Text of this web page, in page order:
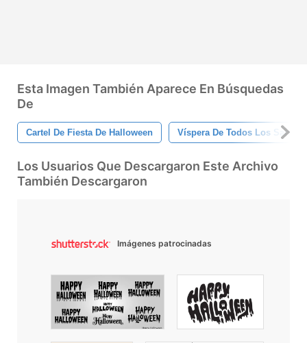
Esta Imagen También Aparece En Búsquedas
De
Cartel De Fiesta De Halloween Víspera De Todos Los Santos
Los Usuarios Que Descargaron Este Archivo
También Descargaron
Imágenes patrocinadas